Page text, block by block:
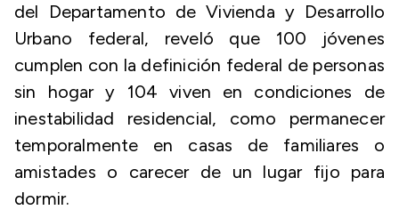
del Departamento de Vivienda y Desarrollo
Urbano federal, reveló que 100 jóvenes
cumplen con la definición federal de personas
sin hogar y 104 viven en condiciones de
inestabilidad residencial, como permanecer
temporalmente en casas de familiares o
amistades o carecer de un lugar fijo para
dormir.